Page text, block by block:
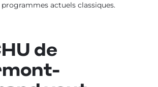
actuels classiques.
de